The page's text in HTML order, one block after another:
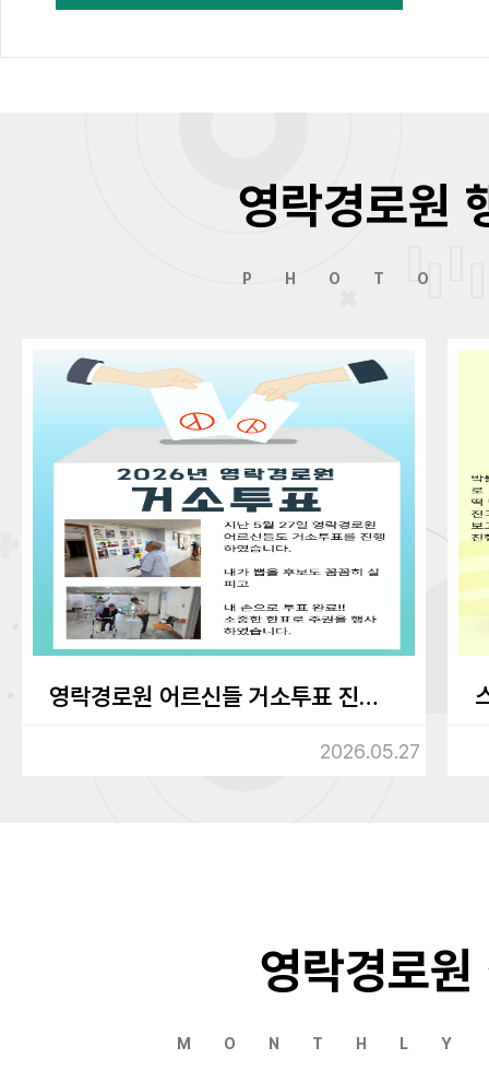
영락경로원
PHOTO
영락경로원 어르신들 거소투표 진행하였습니다.
2026.05.27
영락경로